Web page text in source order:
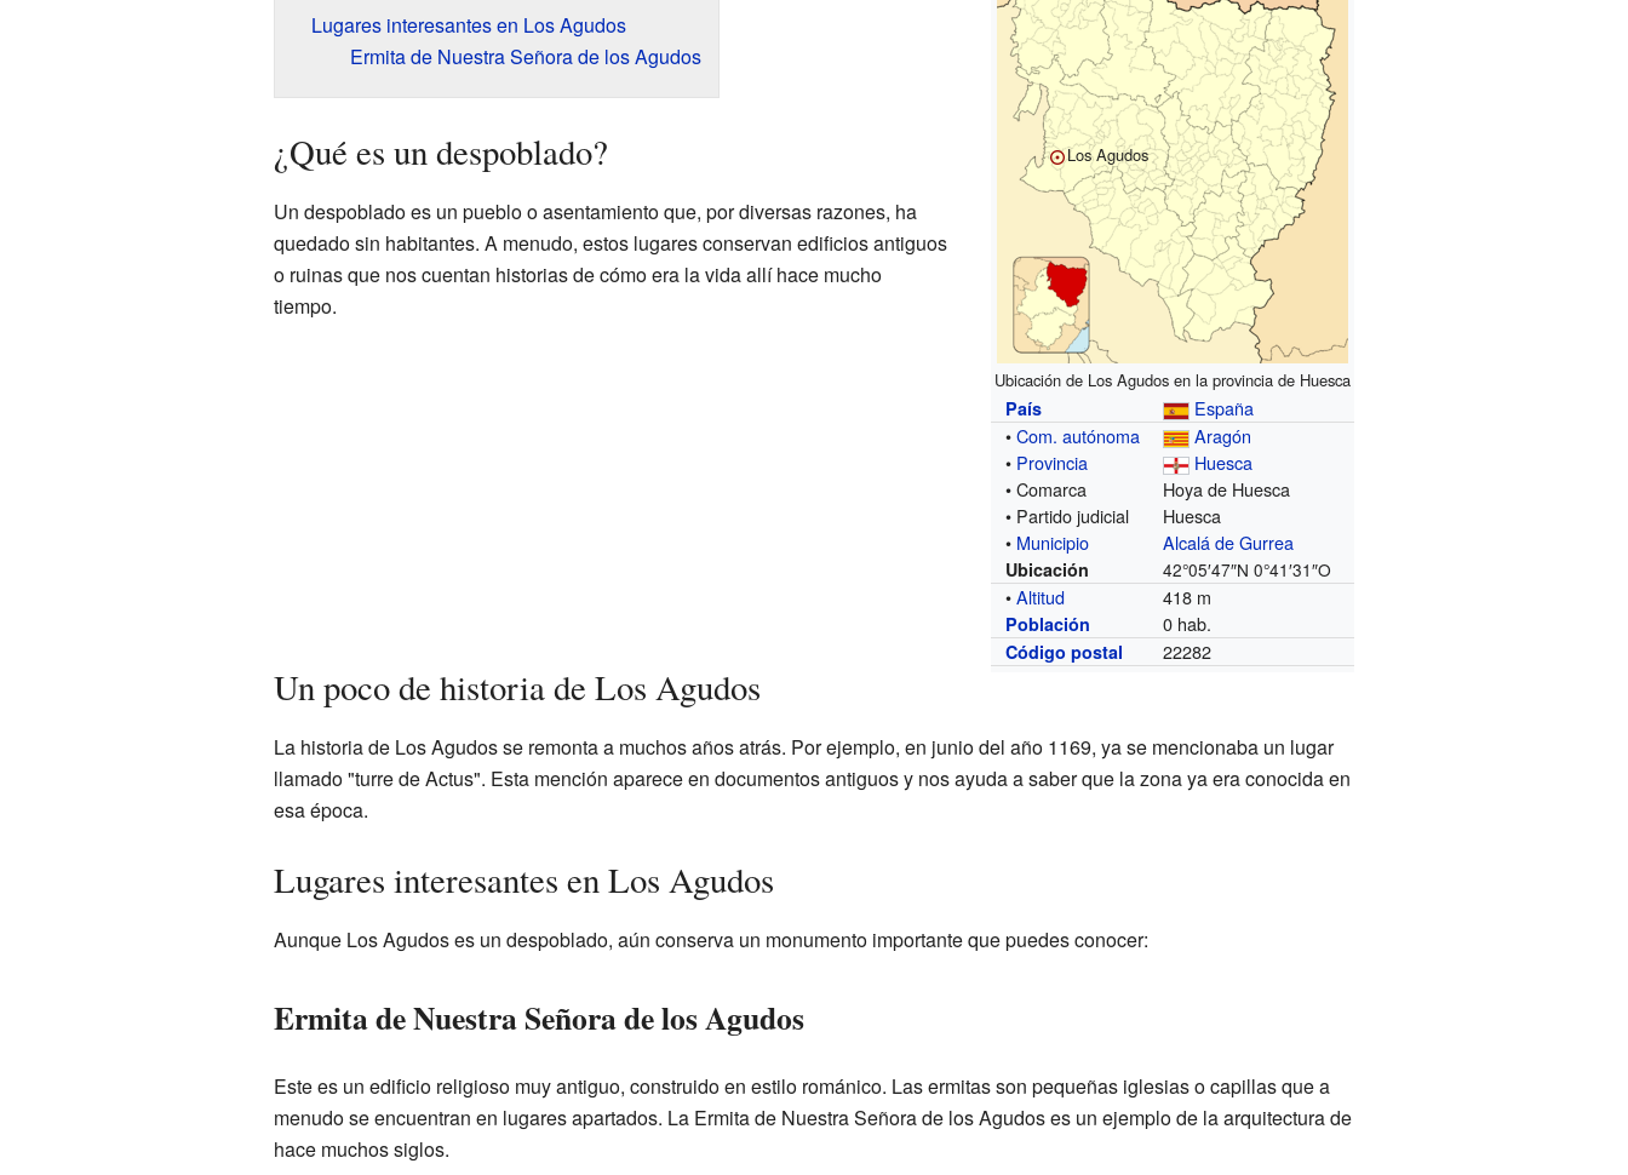
Los Agudos
Ubicación de Los Agudos en la provincia de Huesca
País
España
•Com. autónoma
Aragón
• Provincia
Huesca
• Comarca
Hoya de Huesca
• Partido judicial
Huesca
• Municipio Alcalá de Gurrea
Ubicación 42°05′47″N 0°41′31″O
•Altitud 418 m
Población 0 hab.
Código postal 22282
Lugares interesantes en Los Agudos
Ermita de Nuestra Señora de los Agudos
¿Qué es un despoblado?
Un despoblado es un pueblo o asentamiento que, por diversas razones, ha
quedado sin habitantes. A menudo, estos lugares conservan edificios antiguos
o ruinas que nos cuentan historias de cómo era la vida allí hace mucho
tiempo.
Un poco de historia de Los Agudos
La historia de Los Agudos se remonta a muchos años atrás. Por ejemplo, en junio del año 1169, ya se mencionaba un lugar
llamado "turre de Actus". Esta mención aparece en documentos antiguos y nos ayuda a saber que la zona ya era conocida en
esa época.
Lugares interesantes en Los Agudos
Aunque Los Agudos es un despoblado, aún conserva un monumento importante que puedes conocer:
Ermita de Nuestra Señora de los Agudos
Este es un edificio religioso muy antiguo, construido en estilo románico. Las ermitas son pequeñas iglesias o capillas que a
menudo se encuentran en lugares apartados. La Ermita de Nuestra Señora de los Agudos es un ejemplo de la arquitectura de
hace muchos siglos.